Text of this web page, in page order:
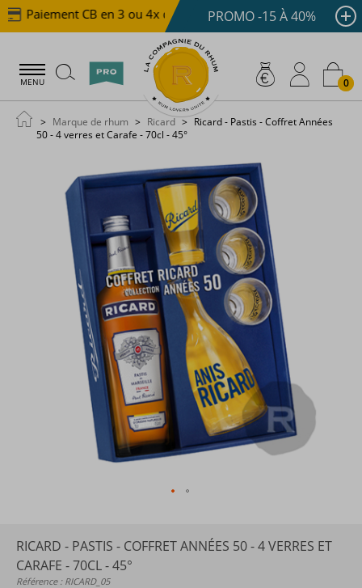
Paiement CB en 3 ou 4x dès 100 € Livraison offerte
PROMO -15 À 40%
MENU 0
Marque de rhum Ricard
Ricard - Pastis - Coffret Années
50 - 4 verres et Carafe - 70cl - 45°
RICARD - PASTIS - COFFRET ANNÉES 50 - 4 VERRES ET
CARAFE - 70CL - 45°
Référence : RICARD_05